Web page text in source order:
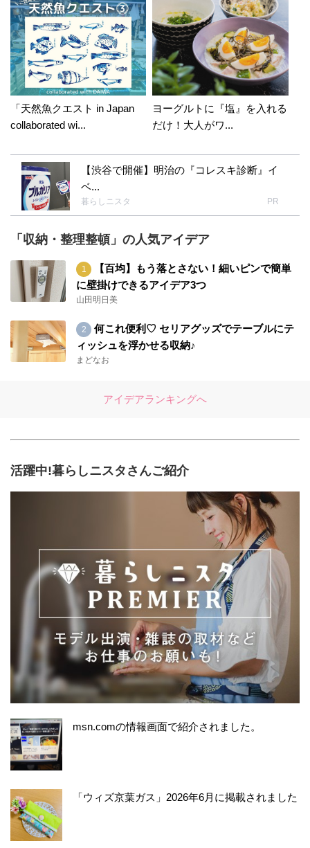
「天然魚クエスト in Japan
collaborated wi...
ヨーグルトに『塩』を入れる
だけ！大人がワ...
【渋谷で開催】明治の『コレスキ診断』イ
ベ...
暮らしニスタ PR
「収納・整理整頓」の人気アイデア
【百均】もう落とさない！細いピンで簡単
に壁掛けできるアイデア3つ
山田明日美
何これ便利♡ セリアグッズでテーブルにテ
ィッシュを浮かせる収納♪
まどなお
アイデアランキングへ
活躍中!暮らしニスタさんご紹介
msn.comの情報画面で紹介されました。
「ウィズ京葉ガス」2026年6月に掲載されました